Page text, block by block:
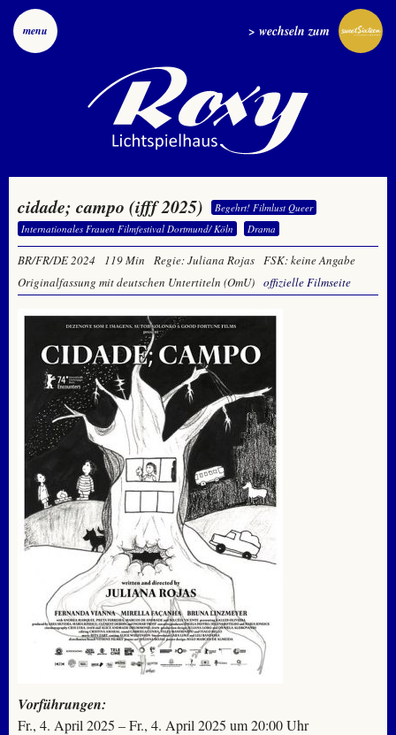
menu > wechseln zum
cidade; campo (ifff 2025)
Begehrt! Filmlust Queer
Internationales Frauen Filmfestival Dortmund/ Köln
Drama
BR/FR/DE 2024 119 Min Regie: Juliana Rojas
FSK: keine Angabe
Originalfassung mit deutschen Untertiteln (OmU) offizielle Filmseite
Vorführungen:
Fr., 4. April 2025 – Fr., 4. April 2025 um 20:00 Uhr